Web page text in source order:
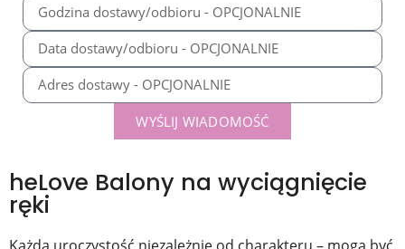
WYŚLIJ WIADOMOŚĆ
heLove Balony na wyciągnięcie
ręki